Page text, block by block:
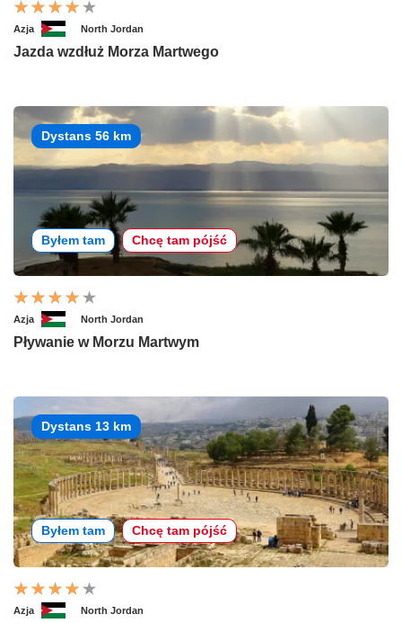
Azja North Jordan
Jazda wzdłuż Morza Martwego
Dystans 56 km
Byłem tam Chcę tam pójść
Azja North Jordan
Pływanie w Morzu Martwym
Dystans 13 km
Byłem tam Chcę tam pójść
Azja North Jordan